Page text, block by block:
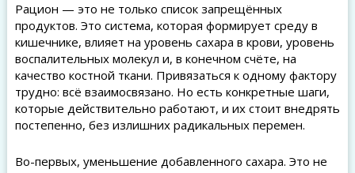
Рацион — это не только список запрещённых
продуктов. Это система, которая формирует среду в
кишечнике, влияет на уровень сахара в крови, уровень
воспалительных молекул и, в конечном счёте, на
качество костной ткани. Привязаться к одному фактору
трудно: всё взаимосвязано. Но есть конкретные шаги,
которые действительно работают, и их стоит внедрять
постепенно, без излишних радикальных перемен.
Во-первых, уменьшение добавленного сахара. Это не